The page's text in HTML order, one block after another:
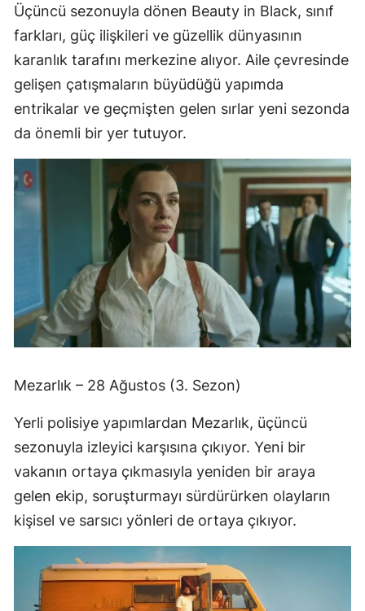
Üçüncü sezonuyla dönen Beauty in Black, sınıf
farkları, güç ilişkileri ve güzellik dünyasının
karanlık tarafını merkezine alıyor. Aile çevresinde
gelişen çatışmaların büyüdüğü yapımda
entrikalar ve geçmişten gelen sırlar yeni sezonda
da önemli bir yer tutuyor.
Mezarlık – 28 Ağustos (3. Sezon)
Yerli polisiye yapımlardan Mezarlık, üçüncü
sezonuyla izleyici karşısına çıkıyor. Yeni bir
vakanın ortaya çıkmasıyla yeniden bir araya
gelen ekip, soruşturmayı sürdürürken olayların
kişisel ve sarsıcı yönleri de ortaya çıkıyor.